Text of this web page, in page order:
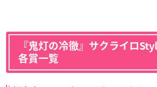
『鬼灯の冷徹』サクライロ
各賞一覧